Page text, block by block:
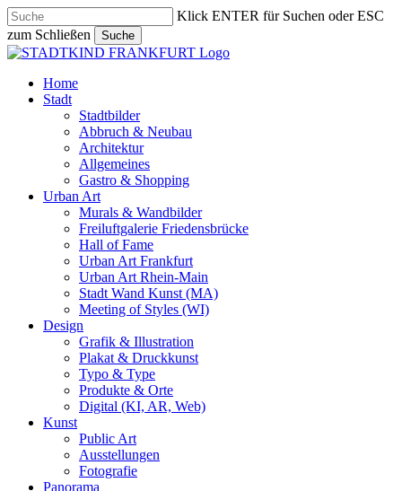
Skip
to
main
content
Klick ENTER für Suchen oder ESC
zum Schließen
Suche
Close
search
Menu
Home
Stadt
Stadtbilder
Abbruch & Neubau
Architektur
Allgemeines
Gastro & Shopping
Urban Art
Murals & Wandbilder
Freiluftgalerie Friedensbrücke
Hall of Fame
Urban Art Frankfurt
Urban Art Rhein-Main
Stadt Wand Kunst (MA)
Meeting of Styles (WI)
Design
Grafik & Illustration
Plakat & Druckkunst
Typo & Type
Produkte & Orte
Digital (KI, AR, Web)
Kunst
Public Art
Ausstellungen
Fotografie
Panorama